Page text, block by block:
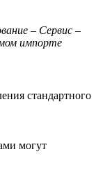
– Сервис –
импорте
стандартного
могут